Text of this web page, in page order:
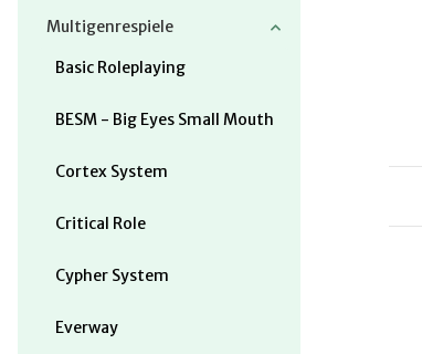
Multigenrespiele
Basic Roleplaying
BESM - Big Eyes Small Mouth
Cortex System
Critical Role
Cypher System
Everway